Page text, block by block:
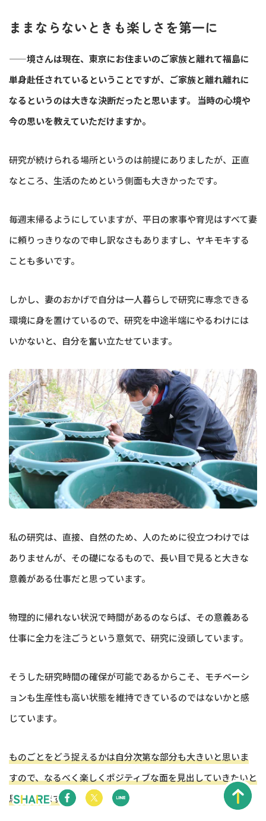
ままならないときも楽しさを第一に
——境さんは現在、東京にお住まいのご家族と離れて福島に
単身赴任されているということですが、ご家族と離れ離れに
なるというのは大きな決断だったと思います。 当時の心境や
今の思いを教えていただけますか。
研究が続けられる場所というのは前提にありましたが、正直
なところ、生活のためという側面も大きかったです。
毎週末帰るようにしていますが、平日の家事や育児はすべて妻
に頼りっきりなので申し訳なさもありますし、ヤキモキする
ことも多いです。
しかし、妻のおかげで自分は一人暮らしで研究に専念できる
環境に身を置けているので、研究を中途半端にやるわけには
いかないと、自分を奮い立たせています。
私の研究は、直接、自然のため、人のために役立つわけでは
ありませんが、その礎になるもので、長い目で見ると大きな
意義がある仕事だと思っています。
物理的に帰れない状況で時間があるのならば、その意義ある
仕事に全力を注ごうという意気で、研究に没頭しています。
そうした研究時間の確保が可能であるからこそ、モチベーシ
ョンも生産性も高い状態を維持できているのではないかと感
じています。
ものごとをどう捉えるかは自分次第な部分も大きいと思いま
すので、なるべく楽しくポジティブな面を見出していきたいと
思っています。